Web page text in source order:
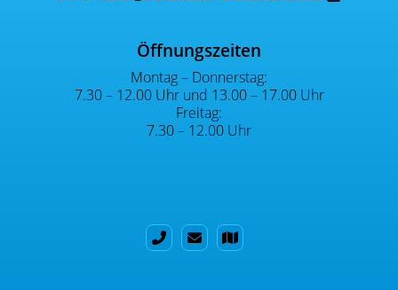
Öffnungszeiten
Montag – Donnerstag:
7.30 – 12.00 Uhr und 13.00 – 17.00 Uhr
Freitag:
7.30 – 12.00 Uhr